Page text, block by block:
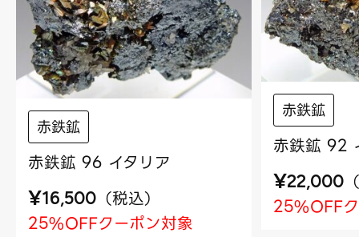
赤鉄鉱
赤鉄鉱 96 イタリア
¥16,500 （税込）
25%OFFクーポン対象
赤鉄鉱
赤鉄鉱 92
¥22,000 （
25%OFF